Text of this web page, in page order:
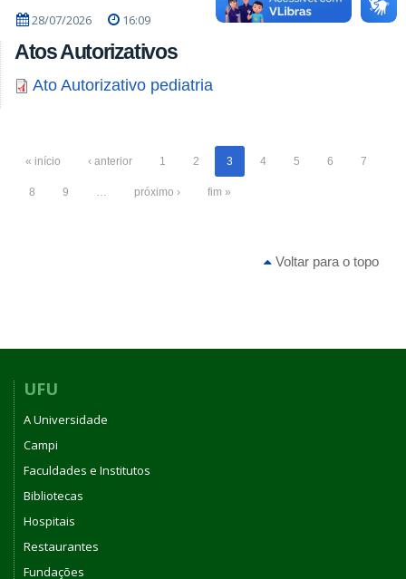
28/07/2026 16:09
Atos Autorizativos
Ato Autorizativo pediatria
« início ‹ anterior 1 2 3 4 5 6 7
8 9 … próximo › fim »
Voltar para o topo
UFU
A Universidade
Campi
Faculdades e Institutos
Bibliotecas
Hospitais
Restaurantes
Fundações